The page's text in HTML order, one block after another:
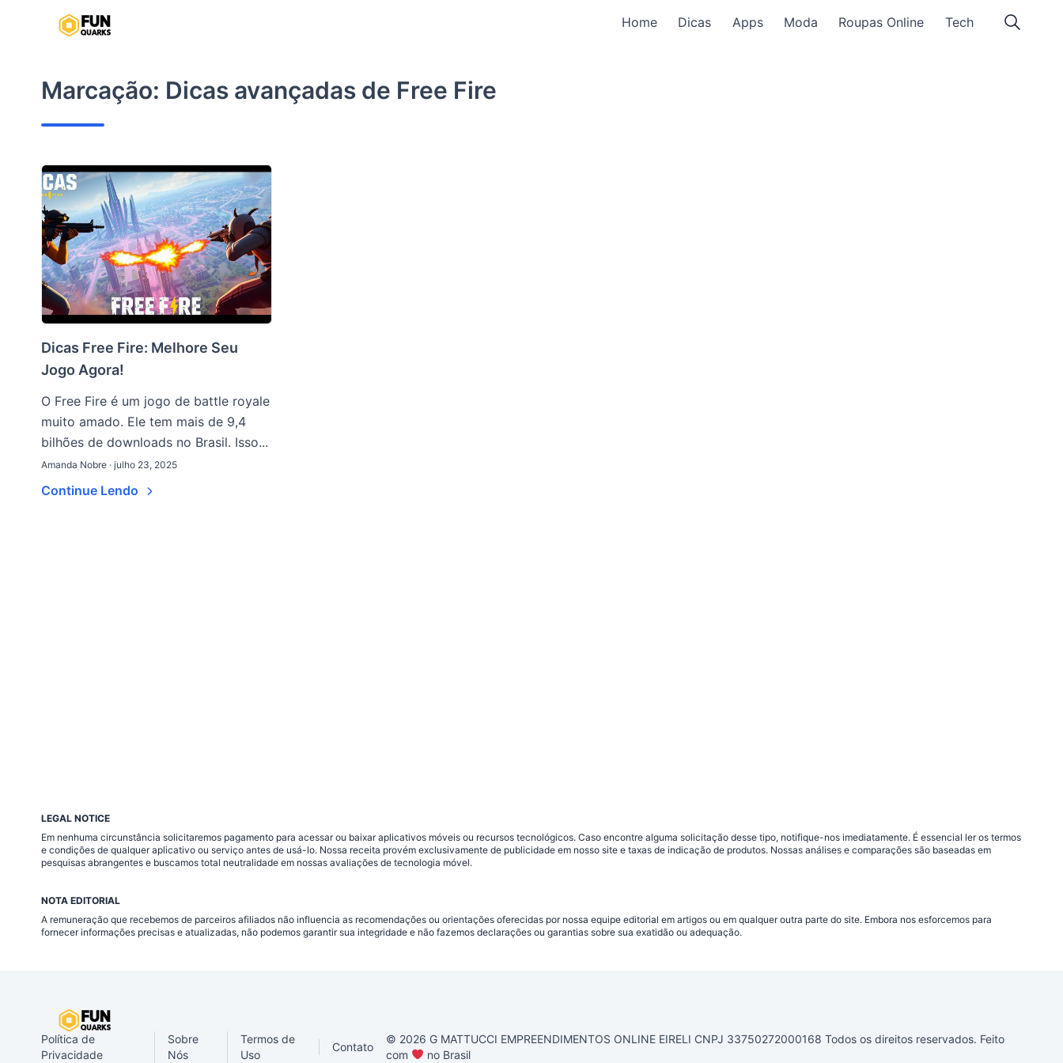
conteúdo
Home Dicas Apps Moda Roupas Online Tech
Marcação: Dicas avançadas de Free Fire
Dicas Free Fire: Melhore Seu
Jogo Agora!
O Free Fire é um jogo de battle royale
muito amado. Ele tem mais de 9,4
bilhões de downloads no Brasil. Isso...
Amanda Nobre · julho 23, 2025
Continue Lendo
LEGAL NOTICE
Em nenhuma circunstância solicitaremos pagamento para acessar ou baixar aplicativos móveis ou recursos tecnológicos. Caso encontre alguma solicitação desse tipo, notifique-nos imediatamente. É essencial ler os termos
e condições de qualquer aplicativo ou serviço antes de usá-lo. Nossa receita provém exclusivamente de publicidade em nosso site e taxas de indicação de produtos. Nossas análises e comparações são baseadas em
pesquisas abrangentes e buscamos total neutralidade em nossas avaliações de tecnologia móvel.
NOTA EDITORIAL
A remuneração que recebemos de parceiros afiliados não influencia as recomendações ou orientações oferecidas por nossa equipe editorial em artigos ou em qualquer outra parte do site. Embora nos esforcemos para
fornecer informações precisas e atualizadas, não podemos garantir sua integridade e não fazemos declarações ou garantias sobre sua exatidão ou adequação.
Política de
Privacidade
Sobre
Nós
Termos de
Uso
Contato
© 2026 G MATTUCCI EMPREENDIMENTOS ONLINE EIRELI CNPJ 33750272000168 Todos os direitos reservados. Feito
com
no Brasil